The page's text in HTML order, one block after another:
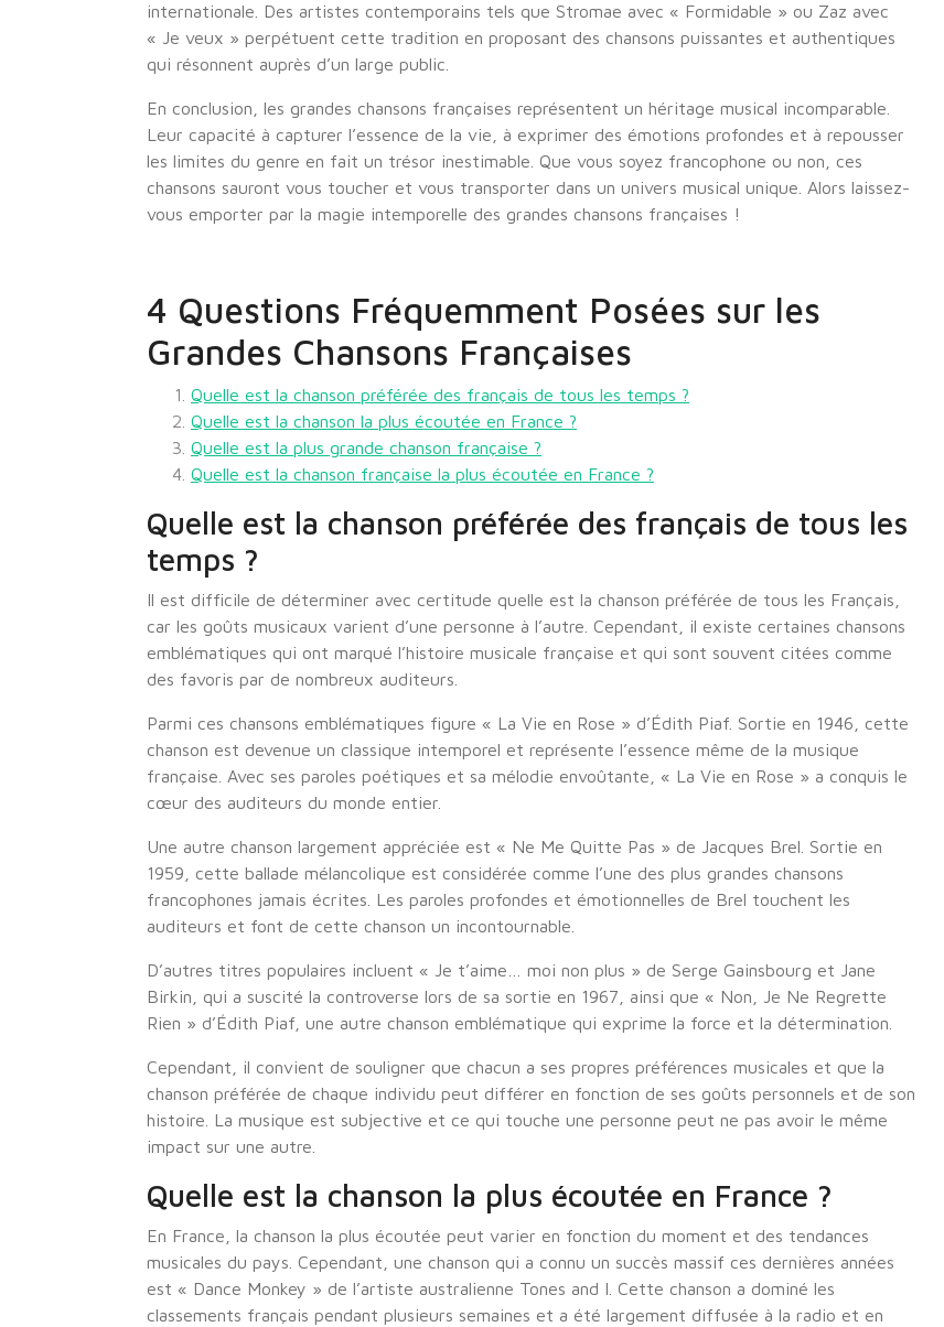
internationale. Des artistes contemporains tels que Stromae avec « Formidable » ou Zaz avec
« Je veux » perpétuent cette tradition en proposant des chansons puissantes et authentiques
qui résonnent auprès d’un large public.
En conclusion, les grandes chansons françaises représentent un héritage musical incomparable.
Leur capacité à capturer l’essence de la vie, à exprimer des émotions profondes et à repousser
les limites du genre en fait un trésor inestimable. Que vous soyez francophone ou non, ces
chansons sauront vous toucher et vous transporter dans un univers musical unique. Alors laissez-
vous emporter par la magie intemporelle des grandes chansons françaises !
4 Questions Fréquemment Posées sur les
Grandes Chansons Françaises
Quelle est la chanson préférée des français de tous les temps ?
Quelle est la chanson la plus écoutée en France ?
Quelle est la plus grande chanson française ?
Quelle est la chanson française la plus écoutée en France ?
Quelle est la chanson préférée des français de tous les
temps ?
Il est difficile de déterminer avec certitude quelle est la chanson préférée de tous les Français,
car les goûts musicaux varient d’une personne à l’autre. Cependant, il existe certaines chansons
emblématiques qui ont marqué l’histoire musicale française et qui sont souvent citées comme
des favoris par de nombreux auditeurs.
Parmi ces chansons emblématiques figure « La Vie en Rose » d’Édith Piaf. Sortie en 1946, cette
chanson est devenue un classique intemporel et représente l’essence même de la musique
française. Avec ses paroles poétiques et sa mélodie envoûtante, « La Vie en Rose » a conquis le
cœur des auditeurs du monde entier.
Une autre chanson largement appréciée est « Ne Me Quitte Pas » de Jacques Brel. Sortie en
1959, cette ballade mélancolique est considérée comme l’une des plus grandes chansons
francophones jamais écrites. Les paroles profondes et émotionnelles de Brel touchent les
auditeurs et font de cette chanson un incontournable.
D’autres titres populaires incluent « Je t’aime… moi non plus » de Serge Gainsbourg et Jane
Birkin, qui a suscité la controverse lors de sa sortie en 1967, ainsi que « Non, Je Ne Regrette
Rien » d’Édith Piaf, une autre chanson emblématique qui exprime la force et la détermination.
Cependant, il convient de souligner que chacun a ses propres préférences musicales et que la
chanson préférée de chaque individu peut différer en fonction de ses goûts personnels et de son
histoire. La musique est subjective et ce qui touche une personne peut ne pas avoir le même
impact sur une autre.
Quelle est la chanson la plus écoutée en France ?
En France, la chanson la plus écoutée peut varier en fonction du moment et des tendances
musicales du pays. Cependant, une chanson qui a connu un succès massif ces dernières années
est « Dance Monkey » de l’artiste australienne Tones and I. Cette chanson a dominé les
classements français pendant plusieurs semaines et a été largement diffusée à la radio et en